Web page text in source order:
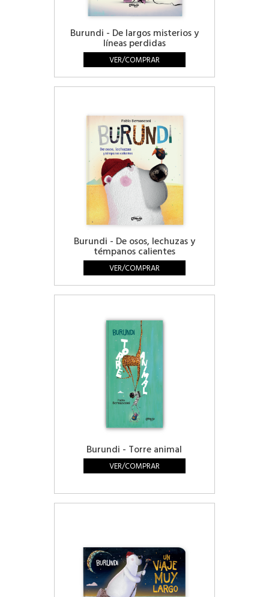
Burundi - De largos misterios y
líneas perdidas
VER/COMPRAR
Burundi - De osos, lechuzas y
témpanos calientes
VER/COMPRAR
Burundi - Torre animal
VER/COMPRAR